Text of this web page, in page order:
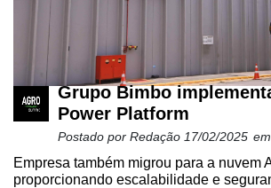
Artigos
Agricultura
Grupo Bimbo
Power Platform
Postado por Redação 17/02/2025 em
Empresa também migrou para a nuvem
proporcionando escalabilidade e